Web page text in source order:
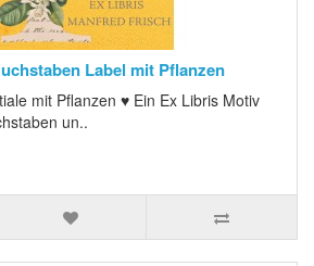
Label mit Pflanzen
mit Pflanzen ♥ Ein Ex Libris Motiv
un..